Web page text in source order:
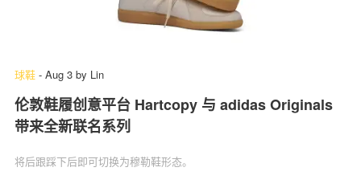
球鞋 - Aug 3 by Lin
伦敦鞋履创意平台 Hartcopy 与 adidas Originals
带来全新联名系列
将后跟踩下后即可切换为穆勒鞋形态。